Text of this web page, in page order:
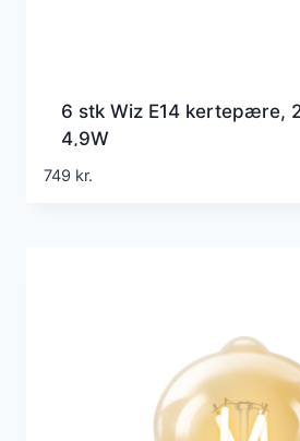
6 stk Wiz E14 kertepære,
4,9W
749 kr.